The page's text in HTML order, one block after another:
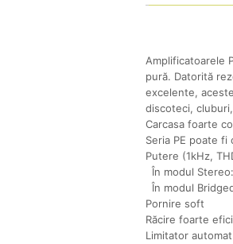
Amplificatoarele
pură. Datorită
excelente,
discoteci,
Carcasa foarte
Seria PE poate fi
Putere (1kHz,
În modul
În modul
Pornire soft
Răcire foarte
Limitator